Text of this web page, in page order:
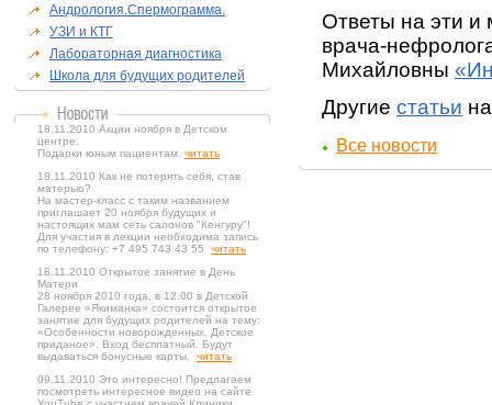
Андрология.Спермограмма.
УЗИ и КТГ
Лабораторная диагностика
Школа для будущих родителей
18.11.2010 Акции ноября в Детском
центре.
Подарки юным пациентам. читать
18.11.2010 Как не потерять себя, став
матерью?
На мастер-класс с таким названием
приглашает 20 ноября будущих и
настоящих мам сеть салонов "Кенгуру"!
Для участия в лекции необходима запись
по телефону: +7 495 743 43 55 читать
18.11.2010 Открытое занятие в День
Матери
28 ноября 2010 года, в 12.00 в Детской
Галерее «Якиманка» состоится открытое
занятие для будущих родителей на тему:
«Особенности новорожденных. Детское
приданое». Вход бесплатный. Будут
выдаваться бонусные карты. читать
09.11.2010 Это интересно! Предлагаем
посмотреть интересное видео на сайте
Ответы на эти и
врача-
Михайловны
Другие статьи
Все новости